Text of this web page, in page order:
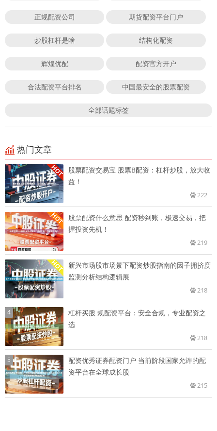
正规配资公司 期货配资平台门户
炒股杠杆是啥 结构化配资
辉煌优配 配资官方开户
合法配资平台排名 中国最安全的股票配资
全部话题标签
热门文章
股票配资交易宝 股票B配资：杠杆炒股，放大收
益！
222
股票配资什么意思 配资秒到账，极速交易，把
握投资先机！
219
新兴市场股市场景下配资炒股指南的因子拥挤度
监测分析结构逻辑展
218
4
杠杆买股 规配资平台：安全合规，专业配资之
选
218
5
配资优秀证券配资门户 当前阶段国家允许的配
资平台在全球成长股
215